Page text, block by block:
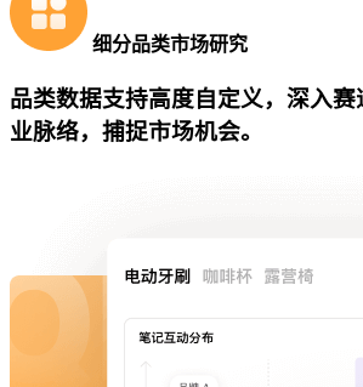
细分品类市场研究
品类数据支持高度自定义，深入
业脉络，捕捉市场机会。